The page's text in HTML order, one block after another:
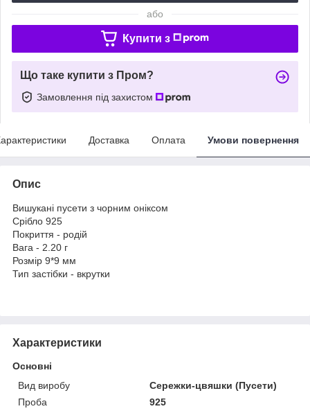
або
Купити з
Що таке купити з Пром?
Замовлення під захистом
Доставка Оплата Умови повернення
Опис
Вишукані пусети з чорним оніксом
Срібло 925
Покриття - родій
Вага - 2.20 г
Розмір 9*9 мм
Тип застібки - вкрутки
Характеристики
Основні
Вид виробу
Сережки-цвяшки (Пусети)
Проба
925